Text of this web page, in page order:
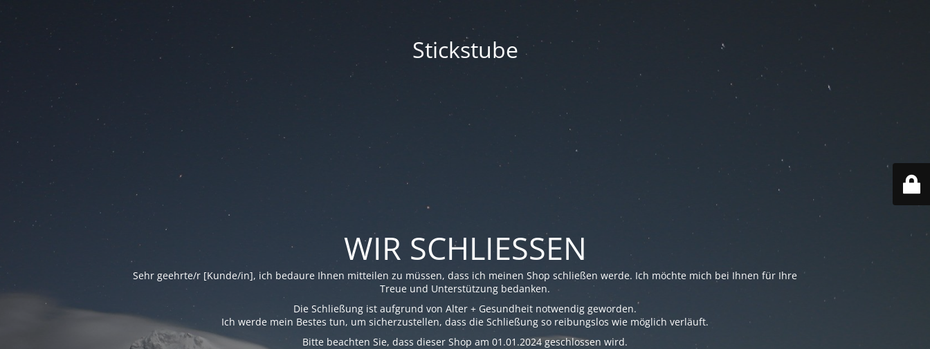
Stickstube
WIR SCHLIESSEN
Sehr geehrte/r [Kunde/in], ich bedaure Ihnen mitteilen zu müssen, dass ich meinen Shop schließen werde. Ich möchte mich bei Ihnen für Ihre
Treue und Unterstützung bedanken.
Die Schließung ist aufgrund von Alter + Gesundheit notwendig geworden.
Ich werde mein Bestes tun, um sicherzustellen, dass die Schließung so reibungslos wie möglich verläuft.
Bitte beachten Sie, dass dieser Shop am 01.01.2024 geschlossen wird.